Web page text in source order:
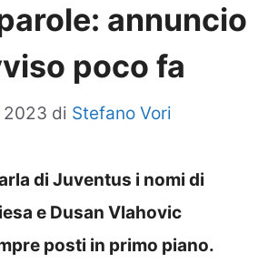
annuncio
poco fa
2023 di Stefano Vori
di Juventus i nomi di
e Dusan Vlahovic
posti in primo piano.